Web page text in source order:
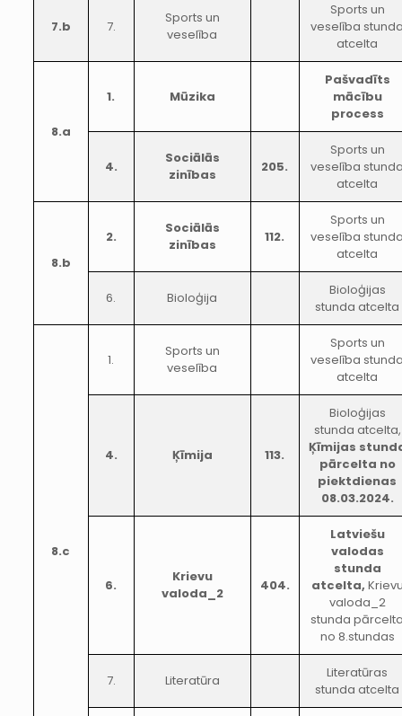
7.b 7.
Sports un
veselība
Sports un
veselība
atcelta
8.a
1. Mūzika
Pašvadīts
mācību
process
4.
Sociālās
zinības
205.
Sports un
veselība
atcelta
8.b
2.
Sociālās
zinības
112.
Sports un
veselība
atcelta
6. Bioloģija
Bioloģijas
stunda atcelta
8.c
1.
Sports un
veselība
Sports un
veselība
atcelta
4. Ķīmija 113.
Bioloģijas
stunda atcelta,
Ķīmijas
pārcelta no
piektdienas
08.03.2024.
6.
Krievu
valoda_2
404.
Latviešu
valodas
stunda
atcelta,
valoda_2
stunda
no 8.stundas
7. Literatūra
Literatūras
stunda atcelta